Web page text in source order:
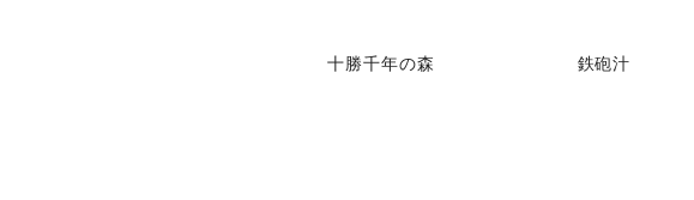
十勝千年の森 鉄砲汁